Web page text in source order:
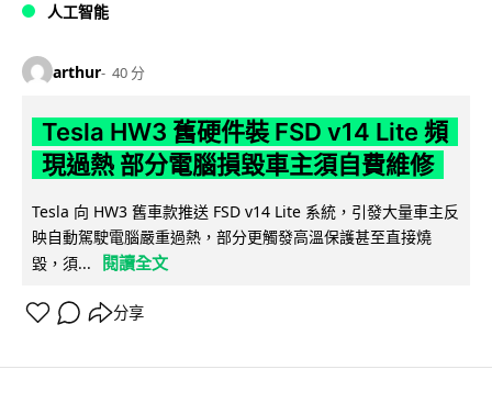
人工智能
arthur 40 分
Tesla HW3 舊硬件裝 FSD v14 Lite 頻
現過熱 部分電腦損毀車主須自費維修
Tesla 向 HW3 舊車款推送 FSD v14 Lite 系統，引發大量車主反
映自動駕駛電腦嚴重過熱，部分更觸發高溫保護甚至直接燒
毀，須...
閱讀全文
分享